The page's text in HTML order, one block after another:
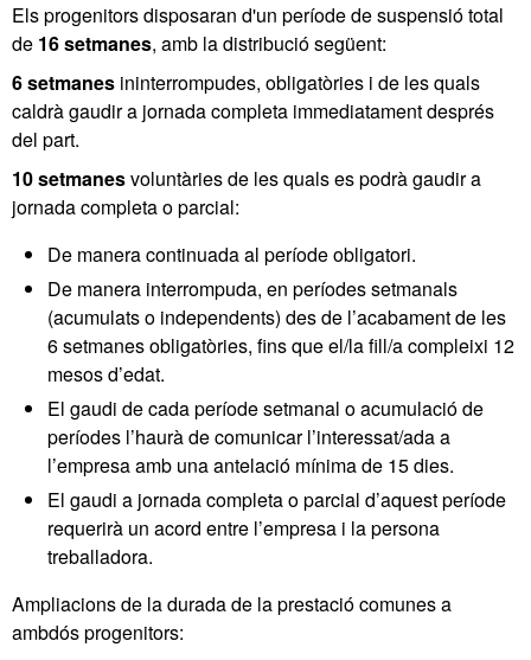
Els progenitors disposaran d'un període de suspensió total
de 16 setmanes, amb la distribució següent:
6 setmanes ininterrompudes, obligatòries i de les quals
caldrà gaudir a jornada completa immediatament després
del part.
10 setmanesvoluntàries de les quals es podrà gaudir a
jornada completa o parcial:
De manera continuada al període obligatori.
De manera interrompuda, en períodes setmanals
(acumulats o independents) des de l’acabament de les
6 setmanes obligatòries, fins que el/la fill/a compleixi 12
mesos d’edat.
El gaudi de cada període setmanal o acumulació de
períodes l’haurà de comunicar l’interessat/ada a
l’empresa amb una antelació mínima de 15 dies.
El gaudi a jornada completa o parcial d’aquest període
requerirà un acord entre l’empresa i la persona
treballadora.
Ampliacions de la durada de la prestació comunes a
ambdós progenitors: